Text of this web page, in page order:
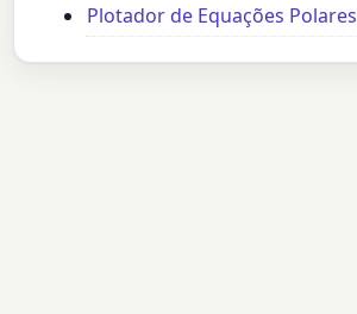
Plotador de Equações Polares